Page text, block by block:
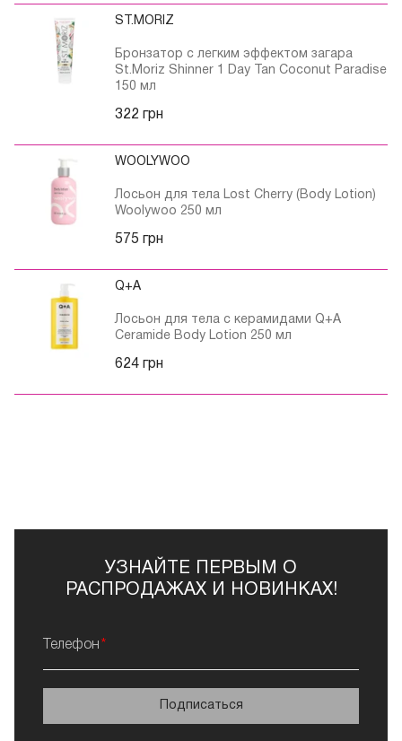
ST.MORIZ
Бронзатор с легким эффектом загара
St.Moriz Shinner 1 Day Tan Coconut Paradise
150 мл
322 грн
WOOLYWOO
Лосьон для тела Lost Cherry (Body Lotion)
Woolywoo 250 мл
575 грн
Q+A
Лосьон для тела с керамидами Q+A
Ceramide Body Lotion 250 мл
624 грн
УЗНАЙТЕ ПЕРВЫМ О
РАСПРОДАЖАХ И НОВИНКАХ!
Телефон
Подписаться